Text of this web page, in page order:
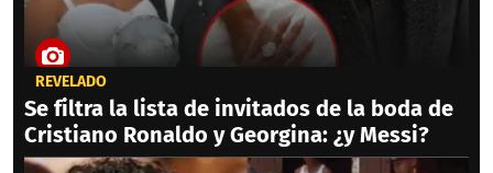
REVELADO
Se filtra la lista de invitados de la boda de
Cristiano Ronaldo y Georgina: ¿y Messi?